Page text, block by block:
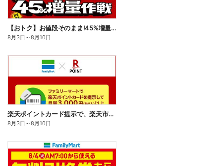
【おトク】お値段そのまま!45%増量作戦!
8月3日 ～8月10日
楽天ポイントカード提示で、楽天市場でのお買い物がおトクに!
8月3日 ～8月10日